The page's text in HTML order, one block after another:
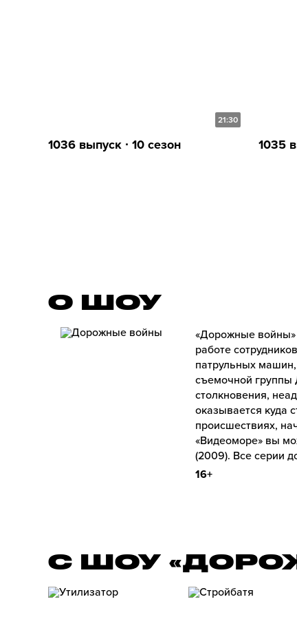
21:30
1036 выпуск ∙ 10 сезон 1035
О ШОУ
«Дорожные войны»
работе
патрульных
съемочной
столкновения,
оказывается куда
происшествиях,
«Видеоморе» вы
(2009). Все серии
16+
С ШОУ